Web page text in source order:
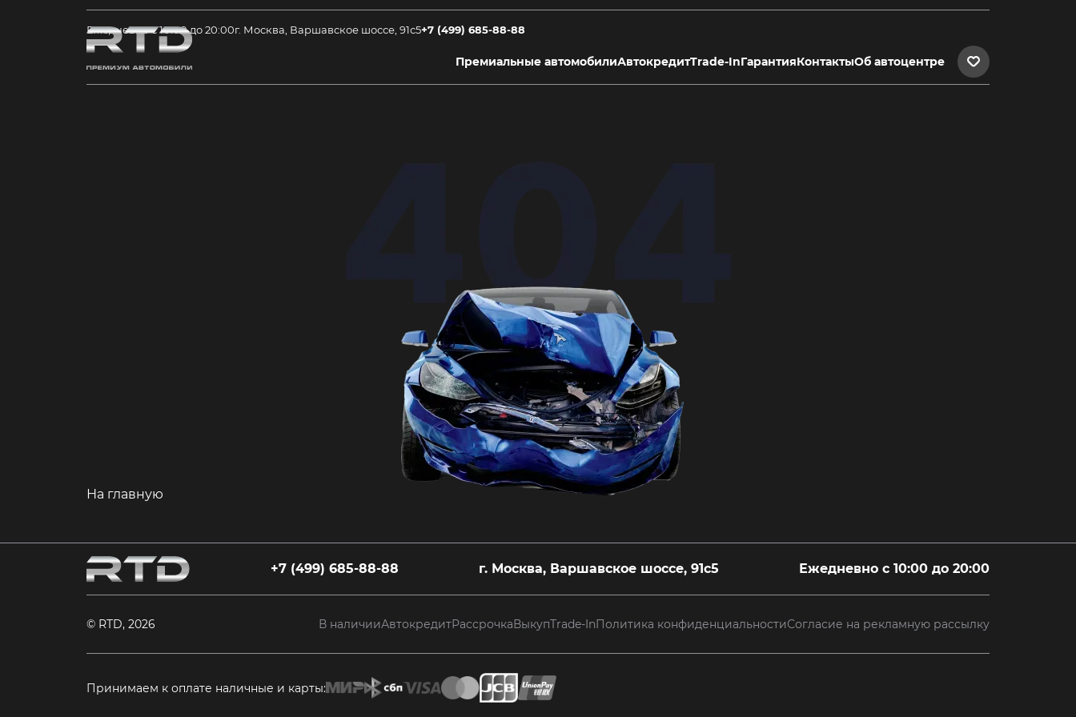
Ежедневно с 10:00 до 20:00г. Москва, Варшавское шоссе, 91с5+7 (499) 685-88-88
Премиальные автомобилиАвтокредитTrade-InГарантияКонтактыОб автоцентре
На главную
+7 (499) 685-88-88 г. Москва, Варшавское шоссе, 91с5 Ежедневно с 10:00 до 20:00
© RTD, 2026 В наличииАвтокредитРассрочкаВыкупTrade-InПолитика конфиденциальностиСогласие на рекламную рассылку
Принимаем к оплате наличные и карты: